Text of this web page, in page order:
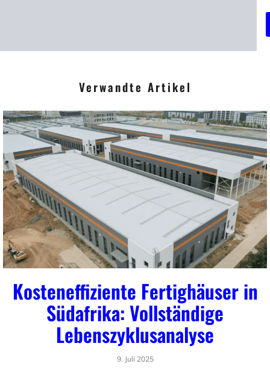
t
*
Verwandte Artikel
Kosteneffiziente Fertighäuser in
Südafrika: Vollständige
Lebenszyklusanalyse
9. Juli 2025